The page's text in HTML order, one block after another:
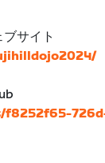
サイト
f8252f65-